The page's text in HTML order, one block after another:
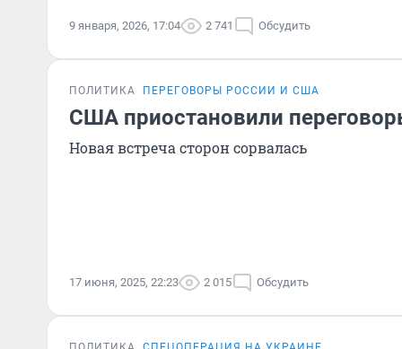
9 января, 2026, 17:04 2 741 Обсудить
ПОЛИТИКА ПЕРЕГОВОРЫ РОССИИ И США
США приостановили
Новая встреча сторон сорвалась
17 июня, 2025, 22:23 2 015 Обсудить